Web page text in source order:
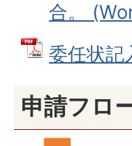
合。
委任状記
申請フロ